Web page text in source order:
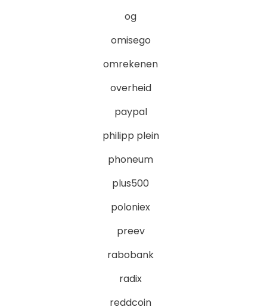
og
omisego
omrekenen
overheid
paypal
philipp plein
phoneum
plus500
poloniex
preev
rabobank
radix
reddcoin